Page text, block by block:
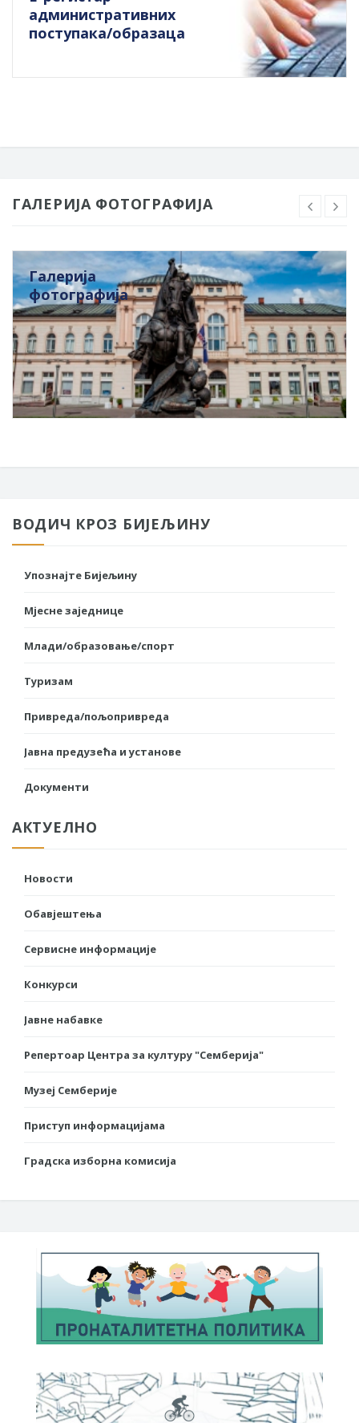
административних
поступака/образаца
ГАЛЕРИЈА ФОТОГРАФИЈА
Галерија
фотографија
ВОДИЧ КРОЗ БИЈЕЉИНУ
Упознајте Бијељину
Мјесне заједнице
Млади/образовање/спорт
Туризам
Привреда/пољопривреда
Јавна предузећа и установе
Документи
АКТУЕЛНО
Новости
Обавјештења
Сервисне информације
Конкурси
Јавне набавке
Репертоар Центра за културу "Семберија"
Музеј Семберије
Приступ информацијама
Градска изборна комисија